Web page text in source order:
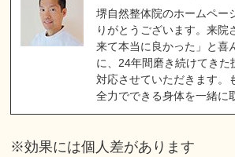
堺自然整体院のホームペー
りがとうございます。来院
来て本当に良かった」と喜
に、24年間磨き続けてきた
対応させていただきます。
全力でできる身体を一緒に
※効果には個人差があります